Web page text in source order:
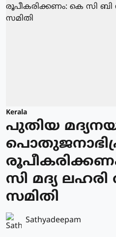
Kerala
പുതിയ
സി മദ്യ ലഹരി
സമിതി
Sathyadeepam